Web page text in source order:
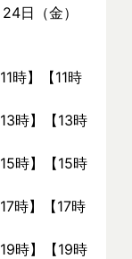
日（金）
時】【11時
時】【13時
時】【15時
時】【17時
時】【19時